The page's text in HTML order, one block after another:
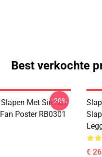
Best verkochte
Met Sirenes
Poster RB0301
-20%
€